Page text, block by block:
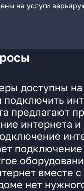
на услуги
доступны
предлагают
интернета и
подключение
вместе
нет